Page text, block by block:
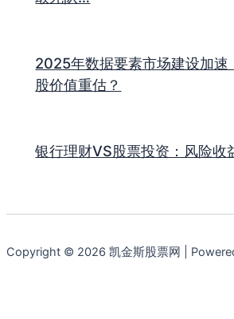
2025年数据要素市场建设加速
股价值重估？
银行理财VS股票投资：风险收
Copyright © 2026 凯金斯股票网 |